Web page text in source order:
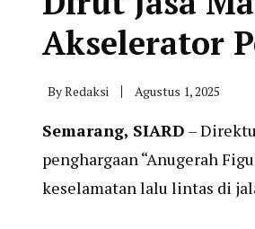
Akselerator
ByRedaksi Agustus 1, 2025
Semarang, SIARD –
penghargaan “Anugerah
keselamatan lalu lintas di